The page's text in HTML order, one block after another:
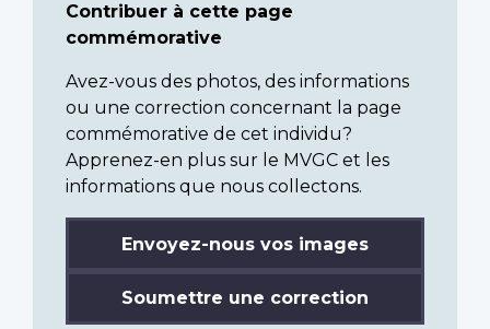
Contribuer à cette page
commémorative
Avez-vous des photos, des informations
ou une correction concernant la page
commémorative de cet individu?
Apprenez-en plus sur le MVGC et les
informations que nous collectons.
Envoyez-nous vos images
Soumettre une correction